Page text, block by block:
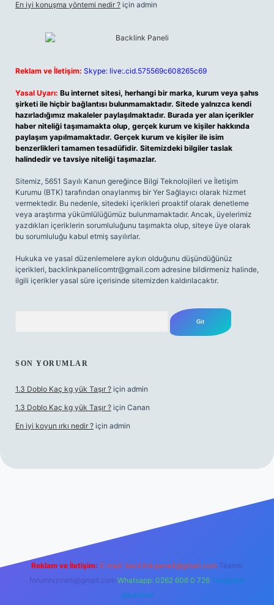
En iyi konuşma yöntemi nedir ? için admin
Reklam ve İletişim: Skype: live:.cid.575569c608265c69
Yasal Uyarı: Bu internet sitesi, herhangi bir marka, kurum veya şahıs
şirketi ile hiçbir bağlantısı bulunmamaktadır. Sitede yalnızca kendi
hazırladığımız makaleler paylaşılmaktadır. Burada yer alan içerikler
haber niteliği taşımamakta olup, gerçek kurum ve kişiler hakkında
paylaşım yapılmamaktadır. Gerçek kurum ve kişiler ile isim
benzerlikleri tamamen tesadüfidir. Sitemizdeki bilgiler taslak
halindedir ve tavsiye niteliği taşımazlar.
Sitemiz, 5651 Sayılı Kanun gereğince Bilgi Teknolojileri ve İletişim
Kurumu (BTK) tarafından onaylanmış bir Yer Sağlayıcı olarak hizmet
vermektedir. Bu nedenle, sitedeki içerikleri proaktif olarak denetleme
veya araştırma yükümlülüğümüz bulunmamaktadır. Ancak, üyelerimiz
yazdıkları içeriklerin sorumluluğunu taşımakta olup, siteye üye olarak
bu sorumluluğu kabul etmiş sayılırlar.
Hukuka ve yasal düzenlemelere aykırı olduğunu düşündüğünüz
içerikleri, backlinkpanelicomtr@gmail.com adresine bildirmeniz halinde,
ilgili içerikler yasal süre içerisinde sitemizden kaldırılacaktır.
SON YORUMLAR
1.3 Doblo Kaç kg yük Taşır ? için admin
1.3 Doblo Kaç kg yük Taşır ? için Canan
En iyi koyun ırkı nedir ? için admin
Reklam ve İletişim: E-mail: backlinkpaneli@gmail.com Teams:
forumhizmeti@gmail.com Whatsapp: 0262 606 0 726 Telegram:
@karabul